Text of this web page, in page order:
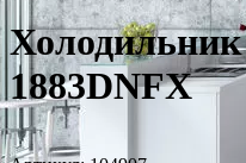
1883DNFX